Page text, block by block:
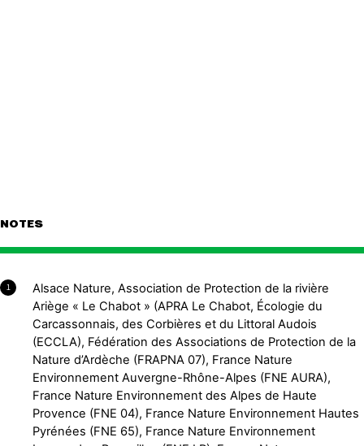
NOTES
1
Alsace Nature, Association de Protection de la rivière
Ariège « Le Chabot » (APRA Le Chabot, Écologie du
Carcassonnais, des Corbières et du Littoral Audois
(ECCLA), Fédération des Associations de Protection de la
Nature d’Ardèche (FRAPNA 07), France Nature
Environnement Auvergne-Rhône-Alpes (FNE AURA),
France Nature Environnement des Alpes de Haute
Provence (FNE 04), France Nature Environnement Hautes
Pyrénées (FNE 65), France Nature Environnement